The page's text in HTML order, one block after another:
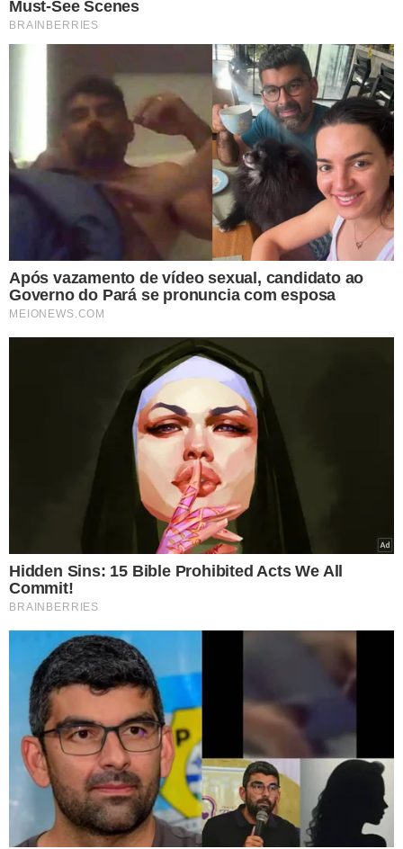
Bruno Rodrigues (lesionados).
TÓPICOS
SANTOS PALMEIRAS
CAMPEONATO PAULISTA
FINAL DO PAULISTÃO
VILA BELMIRO
VER COMENTÁRIOS